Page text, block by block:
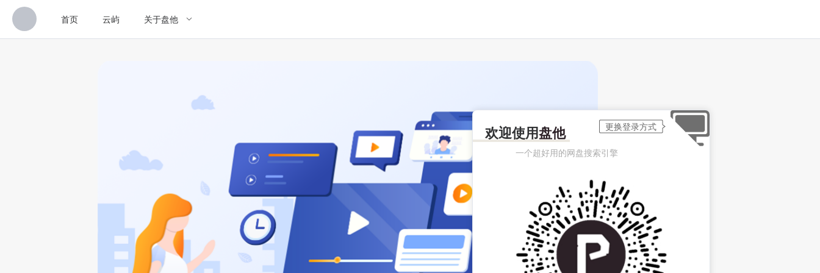
首页 云屿 关于盘他
欢迎使用盘他
一个超好用的网盘搜索引擎